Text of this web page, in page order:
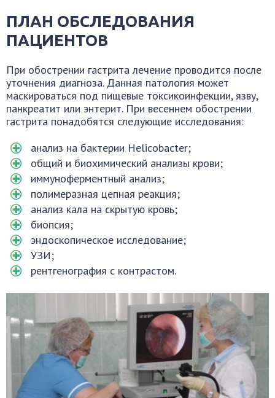
ПЛАН ОБСЛЕДОВАНИЯ
ПАЦИЕНТОВ
При обострении гастрита лечение проводится после
уточнения диагноза. Данная патология может
маскироваться под пищевые токсикоинфекции, язву,
панкреатит или энтерит. При весеннем обострении
гастрита понадобятся следующие исследования:
анализ на бактерии Helicobacter;
общий и биохимический анализы крови;
иммуноферментный анализ;
полимеразная цепная реакция;
анализ кала на скрытую кровь;
биопсия;
эндоскопическое исследование;
УЗИ;
рентгенография с контрастом.